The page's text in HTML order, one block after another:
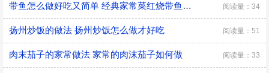
带鱼怎么做好吃又简单 经典家常菜红烧带鱼的做法 阅读量：34
扬州炒饭的做法 扬州炒饭怎么做才好吃 阅读量：51
肉末茄子的家常做法 家常的肉沫茄子如何做 阅读量：33